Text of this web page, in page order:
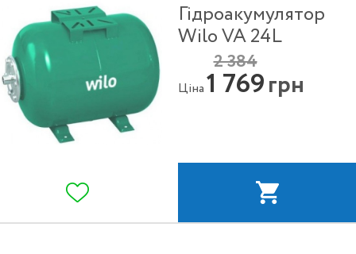
Гідроакумулятор
Wilo VA 24L
Ціна
2 384
1 769грн